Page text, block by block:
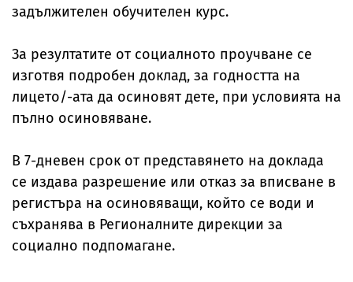
задължителен обучителен курс.
За резултатите от социалното проучване се
изготвя подробен доклад, за годността на
лицето/-ата да осиновят дете, при условията на
пълно осиновяване.
В 7-дневен срок от представянето на доклада
се издава разрешение или отказ за вписване в
регистъра на осиновяващи, който се води и
съхранява в Регионалните дирекции за
социално подпомагане.